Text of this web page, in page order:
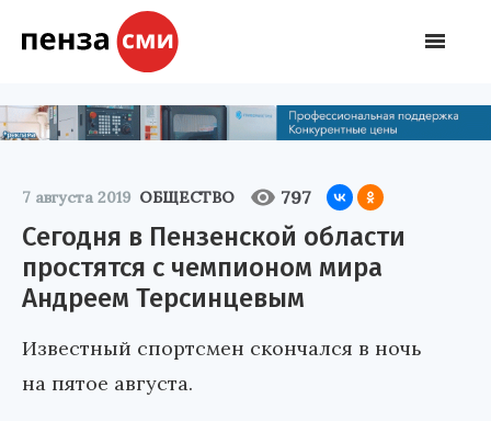
7 августа 2019 ОБЩЕСТВО 797
Сегодня в Пензенской области
простятся с чемпионом мира
Андреем Терсинцевым
Известный спортсмен скончался в ночь
на пятое августа.